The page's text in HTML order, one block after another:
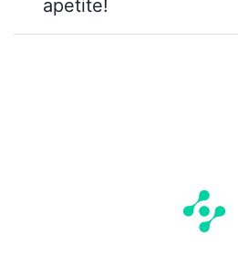
apetite!